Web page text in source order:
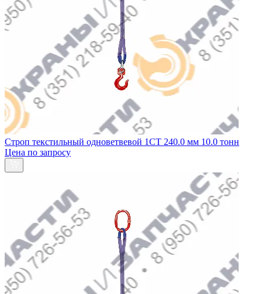
Строп текстильный одноветвевой 1СТ 240.0 мм 10.0 тонн
Цена по запросу